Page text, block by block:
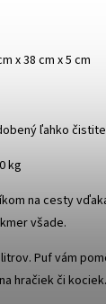
x 38 cm x 5 cm
ľahko
kg
na cesty
všade.
Puf vám
hračiek či